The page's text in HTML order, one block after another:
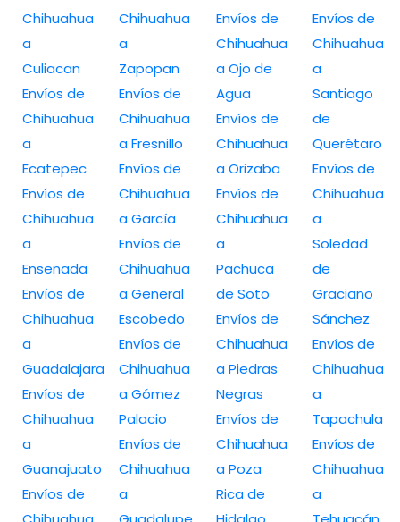
Chihuahua
a
Culiacan
Envíos de
Chihuahua
a
Ecatepec
Envíos de
Chihuahua
a
Ensenada
Envíos de
Chihuahua
a
Guadalajara
Envíos de
Chihuahua
a
Guanajuato
Envíos de
Chihuahua
a
Zapopan
Envíos de
Chihuahua
a Fresnillo
Envíos de
Chihuahua
a García
Envíos de
Chihuahua
a General
Escobedo
Envíos de
Chihuahua
a Gómez
Palacio
Envíos de
Chihuahua
a
Envíos de
Chihuahua
a Ojo de
Agua
Envíos de
Chihuahua
a Orizaba
Envíos de
Chihuahua
a
Pachuca
de Soto
Envíos de
Chihuahua
a Piedras
Negras
Envíos de
Chihuahua
a Poza
Rica de
Envíos de
Chihuahua
a
Santiago
de
Querétaro
Envíos de
Chihuahua
a
Soledad
de
Graciano
Sánchez
Envíos de
Chihuahua
a
Tapachula
Envíos de
Chihuahua
a